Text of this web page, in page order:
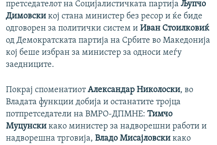
претседателот на Социјалистичката партија Љупчо
Димовски кој стана министер без ресор и ќе биде
одговорен за политички систем и Иван Стоилковиќ
од Демократската партија на Србите во Македонија
кој беше избран за министер за односи меѓу
заедниците.
Покрај споменатиотАлександар Николоски, во
Владата функции добија и останатите тројца
потпретседатели на ВМРО-ДПМНЕ: Тимчо
Муцунски како министер за надворешни работи и
надворешна трговија, Владо Мисајловски како